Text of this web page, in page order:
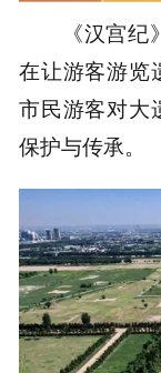
《汉宫
在让游客游览
市民游客对大
保护与传承。